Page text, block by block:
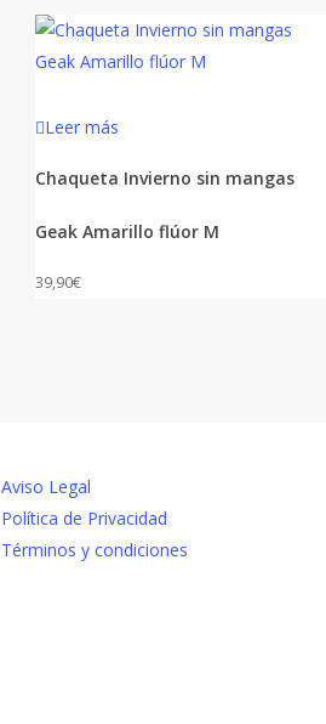
Leer más
Chaqueta Invierno sin mangas
Geak Amarillo flúor M
39,90€
Aviso Legal
Política de Privacidad
Términos y condiciones